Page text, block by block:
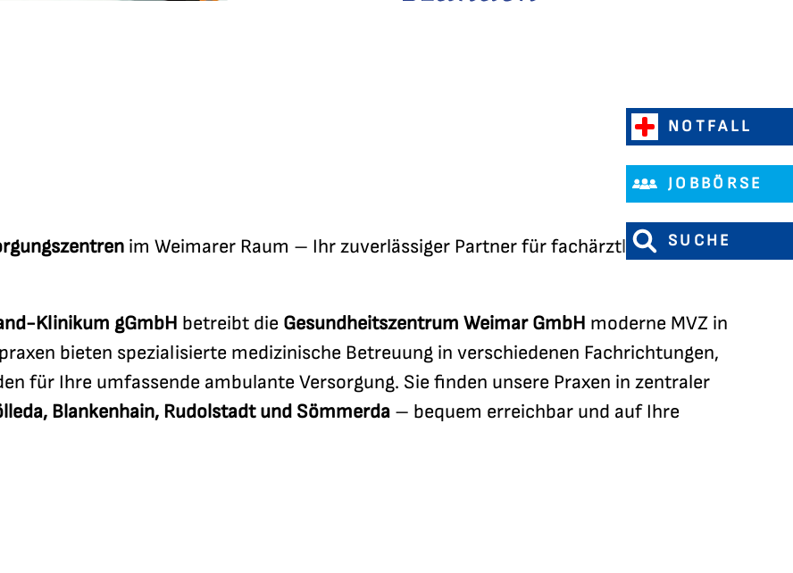
im Weimarer Raum – Ihr zuverlässiger Partner für fachärztliche und
Klinikum gGmbH betreibt die Gesundheitszentrum Weimar GmbH moderne MVZ in
bieten spezialisierte medizinische Betreuung in verschiedenen Fachrichtungen,
für Ihre umfassende ambulante Versorgung. Sie finden unsere Praxen in zentraler
Blankenhain, Rudolstadt und Sömmerda – bequem erreichbar und auf Ihre
NOTFALL
JOBBÖRSE
SUCHE